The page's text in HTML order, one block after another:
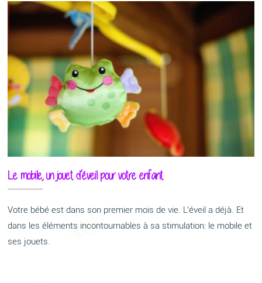
Le mobile, un jouet d’éveil pour votre enfant
Votre bébé est dans son premier mois de vie. L’éveil a déjà. Et
dans les éléments incontournables à sa stimulation: le mobile et
ses jouets.